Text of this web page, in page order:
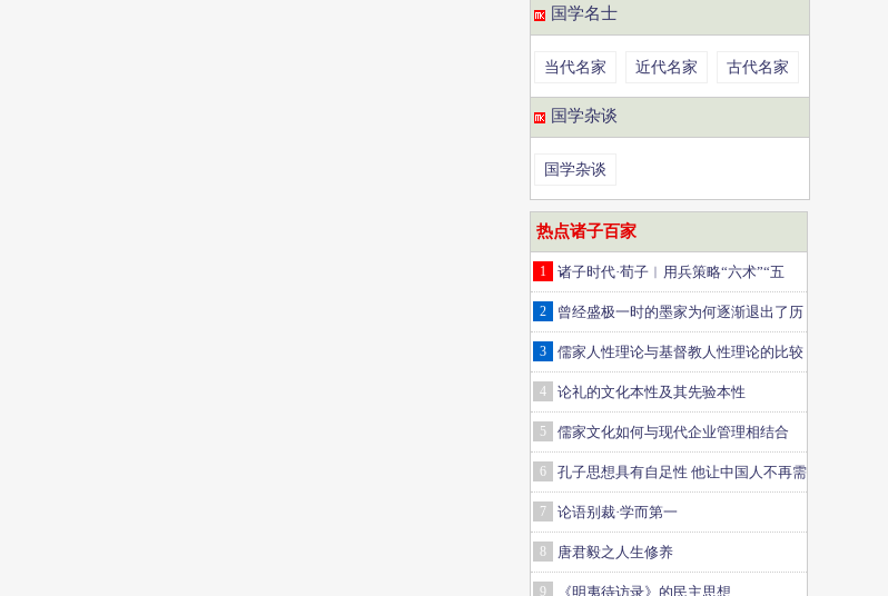
国学名士
当代名家 近代名家 古代名家
国学杂谈
国学杂谈
热点诸子百家
1 诸子时代·荀子︱用兵策略“六术”“五
权”“三至”指什么
2 曾经盛极一时的墨家为何逐渐退出了历
史大舞台？
3 儒家人性理论与基督教人性理论的比较
研究
4 论礼的文化本性及其先验本性
5 儒家文化如何与现代企业管理相结合
6 孔子思想具有自足性 他让中国人不再需
要鬼神
7 论语别裁·学而第一
8 唐君毅之人生修养
9 《明夷待访录》的民主思想